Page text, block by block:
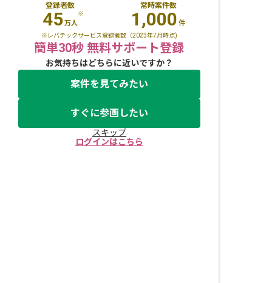
登録者数
45万人
※
常時案件数
1,000 件
※レバテックサービス登録者数（2023年7月時点)
簡単30秒 無料サポート登録
お気持ちはどちらに近いですか？
案件を見てみたい
すぐに参画したい
スキップ
ログインはこちら